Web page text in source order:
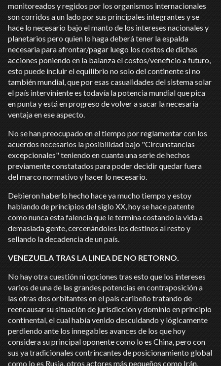
monitoreados y regidos por los organismos internacionales
son corridos a un lado por sus principales integrantes y se
hace lo necesario bajo el manto de los intereses nacionales y
planetarios pero quien lo haga deberá tener la espalda
necesaria para afrontar/pagar luego los costos de dichas
acciones poniendo en la balanza el costos/veneficio a futuro,
esto puede incluir el equilibrio no solo del continente si no
también mundial, que por esas casualidades del sistema solar
el país interviniente es todavía la potencia mundial que pica
en punta y está en progreso de volver a sacar la necesaria
ventaja en ese aspecto.
No se han preocupado en el tiempo por reglamentar con los
acuerdos necesarios la posibilidad bajo "Circunstancias
excepcionales" teniendo en cuanta una serie de hechos
previamente constatados para poder decidir quedar fuera
del marco normativo y hacer lo necesario.
Debieron haberlo hecho hace ya mucho tiempo y estoy
hablando de principios del siglo XX, hoy se hace patente
como nunca esta falencia que le termina costando la vida a
demasiada gente, cercenándoles los destinos al resto y
sellando la decadencia de un país.
VENEZUELA TRAS LA LINEA DE NO RETORNO.
No hay otra cuestión ni opciones tras esto que los intereses
varios de una de las grandes potencias en contraposición a
las otras dos orbitantes en el país caribeño tratando de
reencausar su situación de jurisdicción y dominio en principio
continental, el cual había venido descuidando y lógicamente
perdiendo ante los innegables avances de los que hoy
considera su principal oponente como lo es China, pero con
sus ya tradicionales contrincantes de posicionamiento global
como lo es Rusia, otros actores más pequeños como Irán,